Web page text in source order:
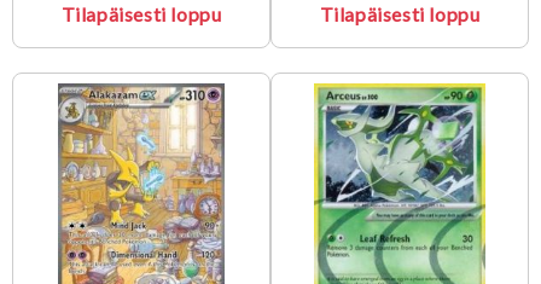
Tilapäisesti loppu Tilapäisesti loppu